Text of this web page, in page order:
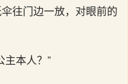
往门边一放，对眼前的
主本人？”